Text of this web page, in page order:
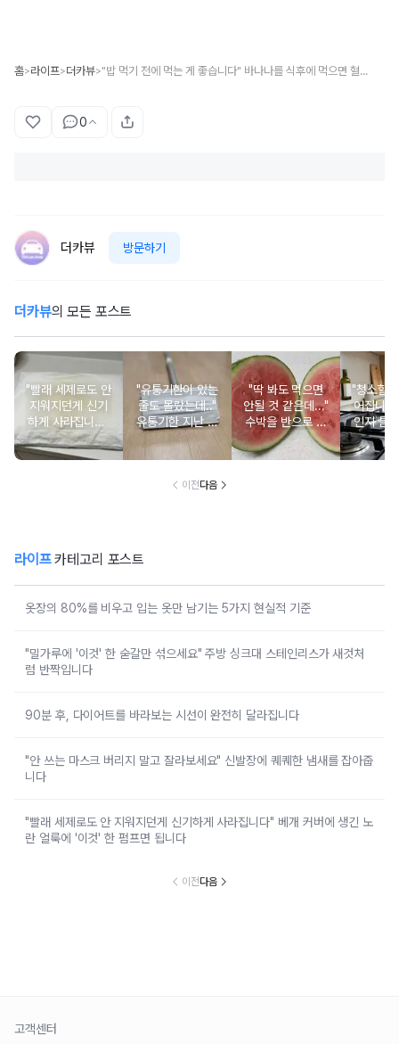
홈>라이프>더카뷰> "밥 먹기 전에 먹는 게 좋습니다" 바나나를 식후에 먹으면 혈당이 확 오르는 이유
0
더카뷰 방문하기
더카뷰의 모든 포스트
"빨래 세제로도 안
지워지던게 신기
하게 사라집니다"
베개 커버에 생긴
노란 얼룩에 '이것'
"유통기한이 있는
줄도 몰랐는데.."
유통기한 지난 일
회용 마스크를 밀
대 걸레에 붙여보
"딱 봐도 먹으면
안될 것 같은데..."
수박을 반으로 갈
랐을 때 소용돌이
모양이 있다면 유
"청소할
어집니
인지 틈
스며들지
것' 붙
이전다음
라이프카테고리 포스트
옷장의 80%를 비우고 입는 옷만 남기는 5가지 현실적 기준
"밀가루에 '이것' 한 숟갈만 섞으세요" 주방 싱크대 스테인리스가 새것처
럼 반짝입니다
90분 후, 다이어트를 바라보는 시선이 완전히 달라집니다
"안 쓰는 마스크 버리지 말고 잘라보세요" 신발장에 퀘퀘한 냄새를 잡아줍
니다
"빨래 세제로도 안 지워지던게 신기하게 사라집니다" 베개 커버에 생긴 노
란 얼룩에 '이것' 한 펌프면 됩니다
이전다음
고객센터